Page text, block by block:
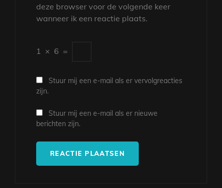
deze browser voor de volgende keer
wanneer ik een reactie plaats.
1 × 6 =
Stuur mij een e-mail als er vervolgreacties
zijn.
Stuur mij een e-mail als er nieuwe
berichten zijn.